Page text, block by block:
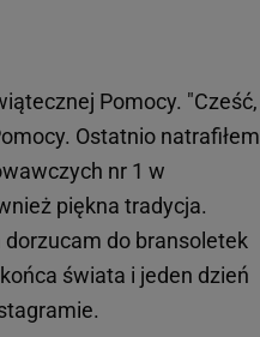
Pomocy. "Cześć,
Ostatnio natrafiłem
nr 1 w
piękna tradycja.
dorzucam do bransoletek
świata i jeden dzień